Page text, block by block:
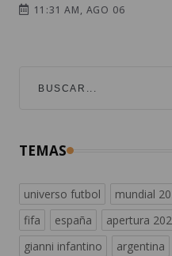
11:31 AM, AGO 06
TEMAS
universo futbol mundial
fifa
españa apertura
gianni infantino
argentina